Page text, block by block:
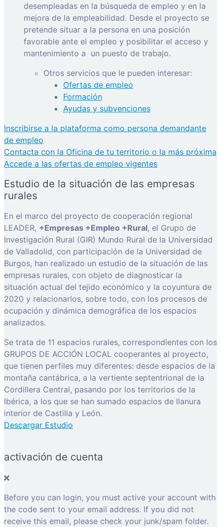
desempleadas en la búsqueda de empleo y en la
mejora de la empleabilidad. Desde el proyecto se
pretende situar a la persona en una posición
favorable ante el empleo y posibilitar el acceso y
mantenimiento a un puesto de trabajo.
Otros servicios que le pueden interesar:
Ofertas de empleo
Formación
Ayudas y subvenciones
Inscribirse a la plataforma como persona demandante
de empleo
Contacta con la Oficina de tu territorio o la más próxima
Accede a las ofertas de empleo vigentes
Estudio de la situación de las empresas
rurales
En el marco del proyecto de cooperación regional
LEADER, +Empresas +Empleo +Rural, el Grupo de
Investigación Rural (GIR) Mundo Rural de la Universidad
de Valladolid, con participación de la Universidad de
Burgos, han realizado un estudio de la situación de las
empresas rurales, con objeto de diagnosticar la
situación actual del tejido económico y la coyuntura de
2020 y relacionarlos, sobre todo, con los procesos de
ocupación y dinámica demográfica de los espacios
analizados.
Se trata de 11 espacios rurales, correspondientes con los
GRUPOS DE ACCIÓN LOCAL cooperantes al proyecto,
que tienen perfiles muy diferentes: desde espacios de la
montaña cantábrica, a la vertiente septentrional de la
Cordillera Central, pasando por los territorios de la
Ibérica, a los que se han sumado espacios de llanura
interior de Castilla y León.
Descargar Estudio
activación de cuenta
Before you can login, you must active your account with
the code sent to your email address. If you did not
receive this email, please check your junk/spam folder.